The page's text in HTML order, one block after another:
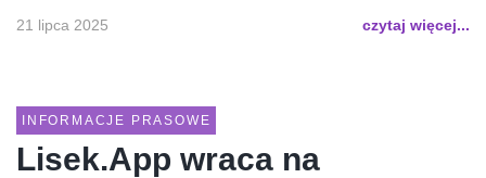
21 lipca 2025 czytaj więcej...
INFORMACJE PRASOWE
Lisek.App wraca na